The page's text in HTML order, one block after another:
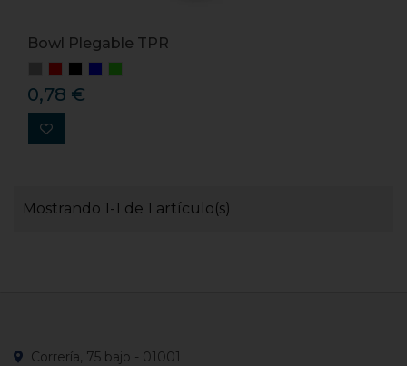
Bowl Plegable TPR
0,78 €
Mostrando 1-1 de 1 artículo(s)
Correría, 75 bajo - 01001